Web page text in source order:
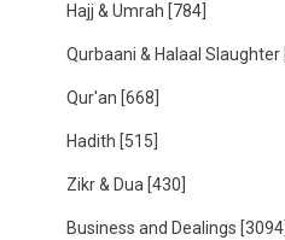
Hajj & Umrah [784]
Qurbaani & Halaal Slaughter
Qur'an [668]
Hadith [515]
Zikr & Dua [430]
Business and Dealings [3094]